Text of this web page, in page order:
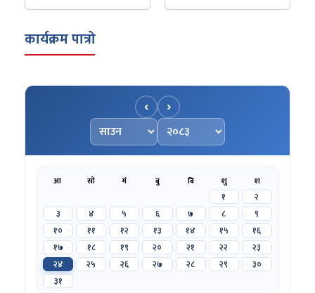
कार्यक्रम पात्रो
‹
महिना चयन गर्नुहोस्
वर्ष चयन गर्नुहोस्
›
आ सो मं बु बि शु श
१
२
३
४ ५ ६ ७ ८
९
१०
११ १२ १३ १४ १५
१६
१७
१८ १९ २० २१ २२
२३
२४
२५ २६ २७ २८ २९
३०
३१